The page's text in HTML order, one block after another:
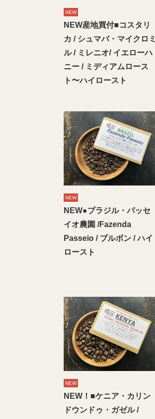
NEW
NEW産地買付■コスタリ
カ / シュマバ・マイクロミ
ル / ミレニオ/ イエローハ
ニー / ミディアムロース
ト〜ハイロースト
NEW
NEW●ブラジル・パッセ
イオ農園 /Fazenda
Passeio / ブルボン / ハイ
ロースト
NEW
NEW！■ケニア・カリン
ドウンドゥ・ガゼル /